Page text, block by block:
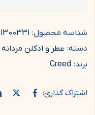
شناسه محصول: 1300331
دسته: عطر و ادکلن مردانه
برند: Creed
اشتراک گذاری: